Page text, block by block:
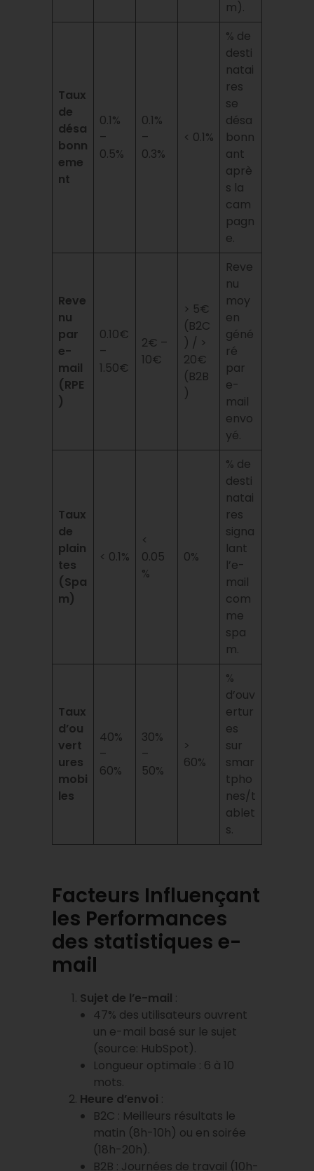
m).
Taux
de
désa
bonn
eme
nt
0.1%
–
0.5%
0.1%
–
0.3%
< 0.1%
% de
desti
natai
res
se
désa
bonn
ant
aprè
s la
cam
pagn
e.
Reve
nu
par
e-
mail
(RPE
)
0.10€
–
1.50€
2€ –
10€
> 5€
(B2C
) / >
20€
(B2B
)
Reve
nu
moy
en
géné
ré
par
e-
mail
envo
yé.
Taux
de
plain
tes
(Spa
m)
< 0.1%
<
0.05
%
0%
% de
desti
natai
res
signa
lant
l’e-
mail
com
me
spa
m.
Taux
d’ou
vert
ures
mobi
les
40%
–
60%
30%
–
50%
>
60%
%
d’ouv
ertur
es
sur
smar
tpho
nes/t
ablet
s.
Facteurs Influençant
les Performances
des statistiques e-
mail
Sujet de l’e-mail :
47% des utilisateurs ouvrent
un e-mail basé sur le sujet
(source: HubSpot).
Longueur optimale : 6 à 10
mots.
Heure d’envoi :
B2C : Meilleurs résultats le
matin (8h-10h) ou en soirée
(18h-20h).
B2B : Journées de travail (10h-